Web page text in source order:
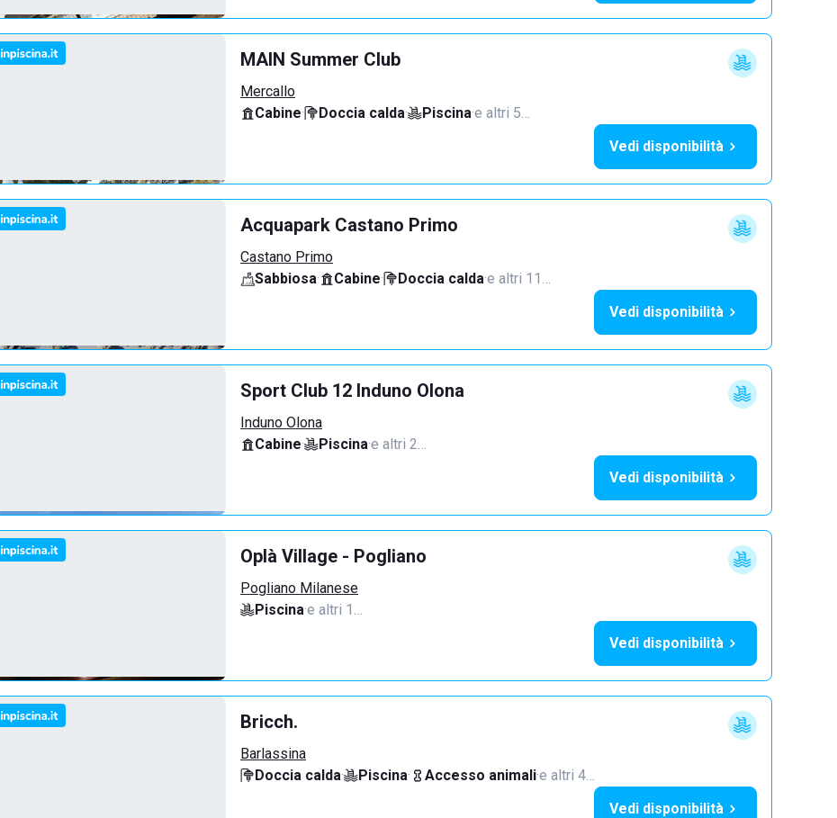
MAIN Summer Club
Mercallo
Cabine· Doccia calda· Piscina·e altri 5…
Vedi disponibilità
Acquapark Castano Primo
Castano Primo
Sabbiosa· Cabine· Doccia calda·e altri 11…
Vedi disponibilità
Sport Club 12 Induno Olona
Induno Olona
Cabine· Piscina·e altri 2…
Vedi disponibilità
Oplà Village - Pogliano
Pogliano Milanese
Piscina·e altri 1…
Vedi disponibilità
Bricch.
Barlassina
Doccia calda· Piscina· Accesso animali·e altri 4…
Vedi disponibilità